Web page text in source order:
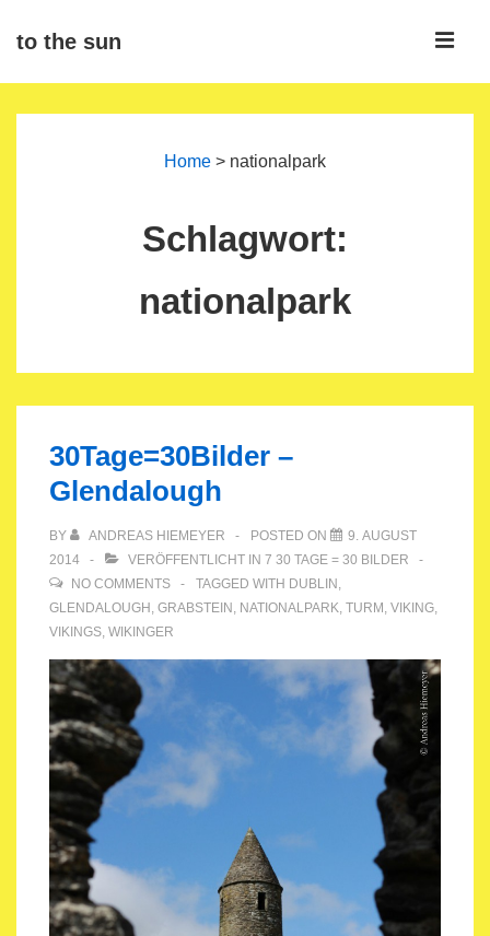
Zumto the sun
Home > nationalpark
Schlagwort:
nationalpark
30Tage=30Bilder –
Glendalough
BY ANDREAS HIEMEYER POSTED ON
9. AUGUST
2014
VERÖFFENTLICHT IN 7 30 TAGE = 30 BILDER
NO COMMENTS
TAGGED WITH DUBLIN ,
GLENDALOUGH , GRABSTEIN , NATIONALPARK, TURM , VIKING,
VIKINGS, WIKINGER